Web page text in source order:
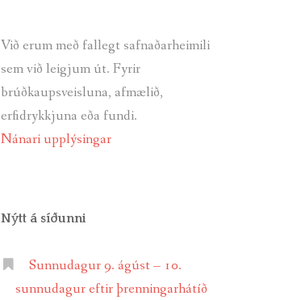
Við erum með fallegt safnaðarheimili
sem við leigjum út. Fyrir
brúðkaupsveisluna, afmælið,
erfidrykkjuna eða fundi.
Nánari upplýsingar
Nýtt á síðunni
Sunnudagur 9. ágúst – 10.
sunnudagur eftir þrenningarhátíð